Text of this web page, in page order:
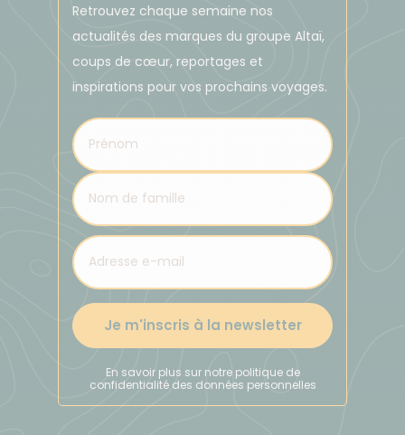
Retrouvez chaque semaine nos
actualités des marques du groupe Altaï,
coups de cœur, reportages et
inspirations pour vos prochains voyages.
Je m'inscris à la newsletter
En savoir plus sur notre politique de
confidentialité des données personnelles